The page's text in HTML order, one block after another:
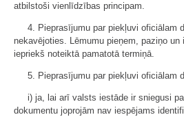
atbilstoši vienlīdzības principam.
4. Pieprasījumu par piekļuvi oficiālam
nekavējoties. Lēmumu pieņem, paziņo
iepriekš noteiktā pamatotā termiņā.
5. Pieprasījumu par piekļuvi oficiālam
i) ja, lai arī valsts iestāde ir sniegusi
dokumentu joprojām nav iespējams